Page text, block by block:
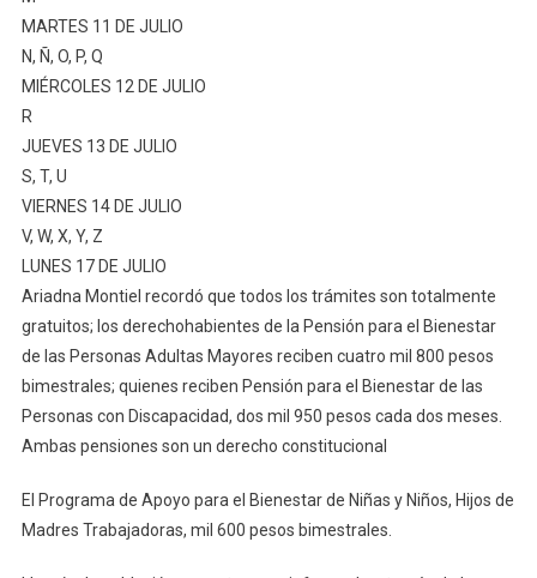
MARTES 11 DE JULIO
N, Ñ, O, P, Q
MIÉRCOLES 12 DE JULIO
R
JUEVES 13 DE JULIO
S, T, U
VIERNES 14 DE JULIO
V, W, X, Y, Z
LUNES 17 DE JULIO
Ariadna Montiel recordó que todos los trámites son totalmente
gratuitos; los derechohabientes de la Pensión para el Bienestar
de las Personas Adultas Mayores reciben cuatro mil 800 pesos
bimestrales; quienes reciben Pensión para el Bienestar de las
Personas con Discapacidad, dos mil 950 pesos cada dos meses.
Ambas pensiones son un derecho constitucional
El Programa de Apoyo para el Bienestar de Niñas y Niños, Hijos de
Madres Trabajadoras, mil 600 pesos bimestrales.